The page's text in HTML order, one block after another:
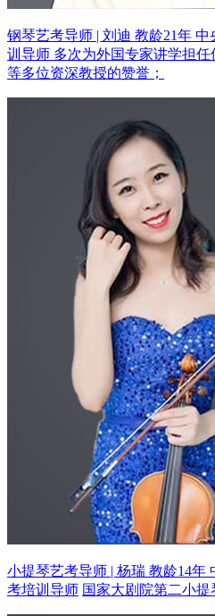
钢琴艺考导师 | 刘迪 教龄21年 中
训导师 多次为外国专家讲学担
等多位资深教授的赞誉；
小提琴艺考导师 | 杨瑞 教龄14年
考培训导师 国家大剧院第二小提